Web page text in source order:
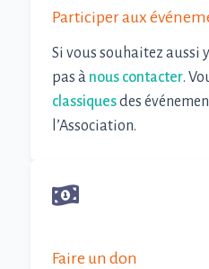
Participer aux
Si vous souhaitez aussi
pas à nous contacter.
classiquesdes
l’Association.
Faire un don